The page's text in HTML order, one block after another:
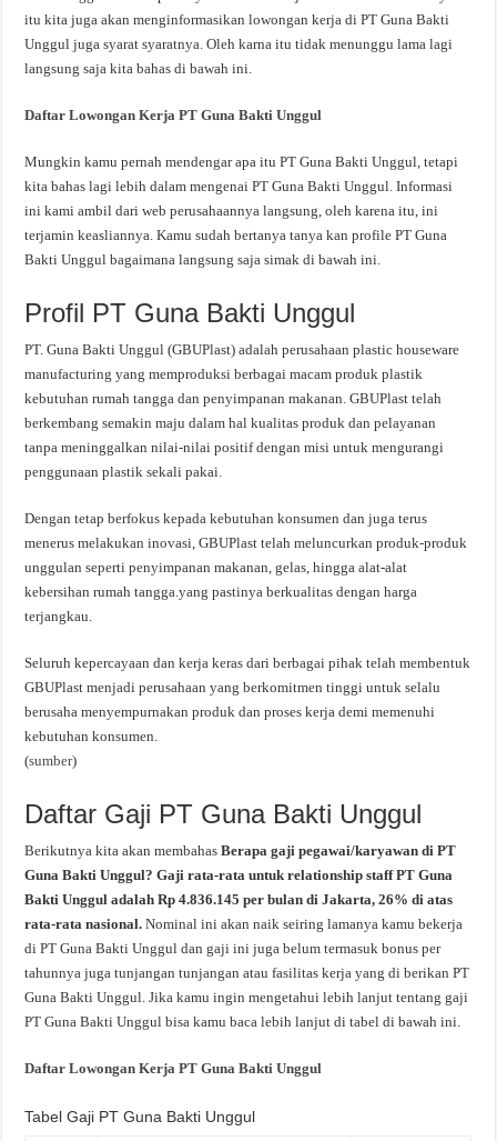
itu kita juga akan menginformasikan lowongan kerja di PT Guna Bakti
Unggul juga syarat syaratnya. Oleh karna itu tidak menunggu lama lagi
langsung saja kita bahas di bawah ini.
Daftar Lowongan Kerja PT Guna Bakti Unggul
Mungkin kamu pernah mendengar apa itu PT Guna Bakti Unggul, tetapi
kita bahas lagi lebih dalam mengenai PT Guna Bakti Unggul. Informasi
ini kami ambil dari web perusahaannya langsung, oleh karena itu, ini
terjamin keasliannya. Kamu sudah bertanya tanya kan profile PT Guna
Bakti Unggul bagaimana langsung saja simak di bawah ini.
Profil PT Guna Bakti Unggul
PT. Guna Bakti Unggul (GBUPlast) adalah perusahaan plastic houseware
manufacturing yang memproduksi berbagai macam produk plastik
kebutuhan rumah tangga dan penyimpanan makanan. GBUPlast telah
berkembang semakin maju dalam hal kualitas produk dan pelayanan
tanpa meninggalkan nilai-nilai positif dengan misi untuk mengurangi
penggunaan plastik sekali pakai.
Dengan tetap berfokus kepada kebutuhan konsumen dan juga terus
menerus melakukan inovasi, GBUPlast telah meluncurkan produk-produk
unggulan seperti penyimpanan makanan, gelas, hingga alat-alat
kebersihan rumah tangga.yang pastinya berkualitas dengan harga
terjangkau.
Seluruh kepercayaan dan kerja keras dari berbagai pihak telah membentuk
GBUPlast menjadi perusahaan yang berkomitmen tinggi untuk selalu
berusaha menyempurnakan produk dan proses kerja demi memenuhi
kebutuhan konsumen.
(sumber)
Daftar Gaji PT Guna Bakti Unggul
Berikutnya kita akan membahasBerapa gaji pegawai/karyawan di PT
Guna Bakti Unggul? Gaji rata-rata untuk relationship staff PT Guna
Bakti Unggul adalah Rp 4.836.145 per bulan di Jakarta, 26% di atas
rata-rata nasional.Nominal ini akan naik seiring lamanya kamu bekerja
di PT Guna Bakti Unggul dan gaji ini juga belum termasuk bonus per
tahunnya juga tunjangan tunjangan atau fasilitas kerja yang di berikan PT
Guna Bakti Unggul. Jika kamu ingin mengetahui lebih lanjut tentang gaji
PT Guna Bakti Unggul bisa kamu baca lebih lanjut di tabel di bawah ini.
Daftar Lowongan Kerja PT Guna Bakti Unggul
Tabel Gaji PT Guna Bakti Unggul